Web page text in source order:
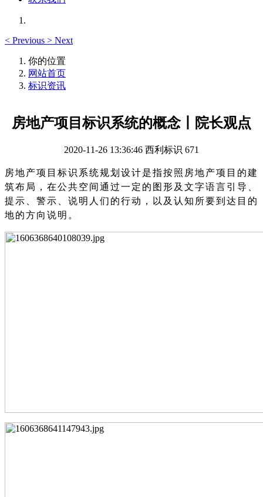
< Previous > Next
你的位置
网站首页
标识资讯
房地产项目标识系统的概念丨院长观点
2020-11-26 13:36:46 西利标识 671
房地产项目标识系统规划设计是指按照房地产项目的建
筑布局，在公共空间通过一定的图形及文字语言引导、
提示、警示、说明人们的行动，以及认知所要到达目的
地的方向说明。